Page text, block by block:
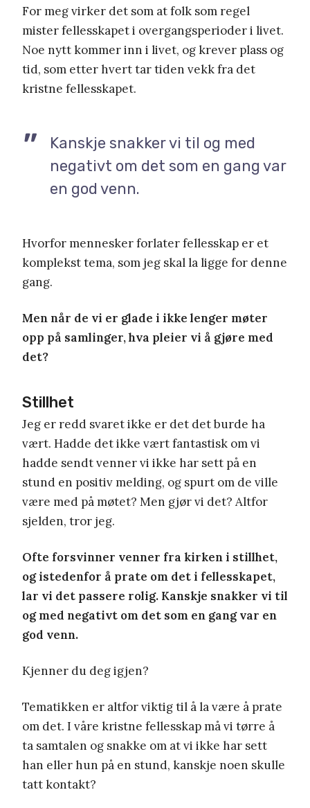
For meg virker det som at folk som regel
mister fellesskapet i overgangsperioder i livet.
Noe nytt kommer inn i livet, og krever plass og
tid, som etter hvert tar tiden vekk fra det
kristne fellesskapet.
Kanskje snakker vi til og med
negativt om det som en gang var
en god venn.
Hvorfor mennesker forlater fellesskap er et
komplekst tema, som jeg skal la ligge for denne
gang.
Men når de vi er glade i ikke lenger møter
opp på samlinger, hva pleier vi å gjøre med
det?
Stillhet
Jeg er redd svaret ikke er det det burde ha
vært. Hadde det ikke vært fantastisk om vi
hadde sendt venner vi ikke har sett på en
stund en positiv melding, og spurt om de ville
være med på møtet? Men gjør vi det? Altfor
sjelden, tror jeg.
Ofte forsvinner venner fra kirken i stillhet,
og istedenfor å prate om det i fellesskapet,
lar vi det passere rolig. Kanskje snakker vi til
og med negativt om det som en gang var en
god venn.
Kjenner du deg igjen?
Tematikken er altfor viktig til å la være å prate
om det. I våre kristne fellesskap må vi tørre å
ta samtalen og snakke om at vi ikke har sett
han eller hun på en stund, kanskje noen skulle
tatt kontakt?